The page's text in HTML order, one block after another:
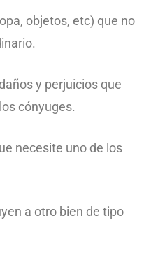
objetos, etc) que no
y perjuicios que
cónyuges.
necesite uno de los
a otro bien de tipo